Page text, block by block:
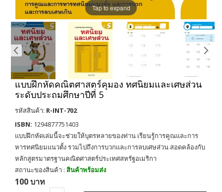
Tap to expand
แบบฝึกหัดคณิตศาสตร์คุมอง ทศนิยมและเศษส่วน
ระดับประถมศึกษาปีที่ 5
รหัสสินค้า: R-INT-702
ISBN: 1294877751403
แบบฝึกหัดเล่มนี้จะช่วยให้บุตรหลายของท่าน เรียนรู้การคูณและการ
หารทศนิยมแนวตั้ง รวมไปถึงการบวกเเละการลบเศษส่วน สอดคล้องกับ
หลักสูตรมาตรฐานคณิตศาสตร์ประเทศสหรัฐอเมริกา
สถานะของสินค้า : สินค้าพร้อมส่ง
100 บาท